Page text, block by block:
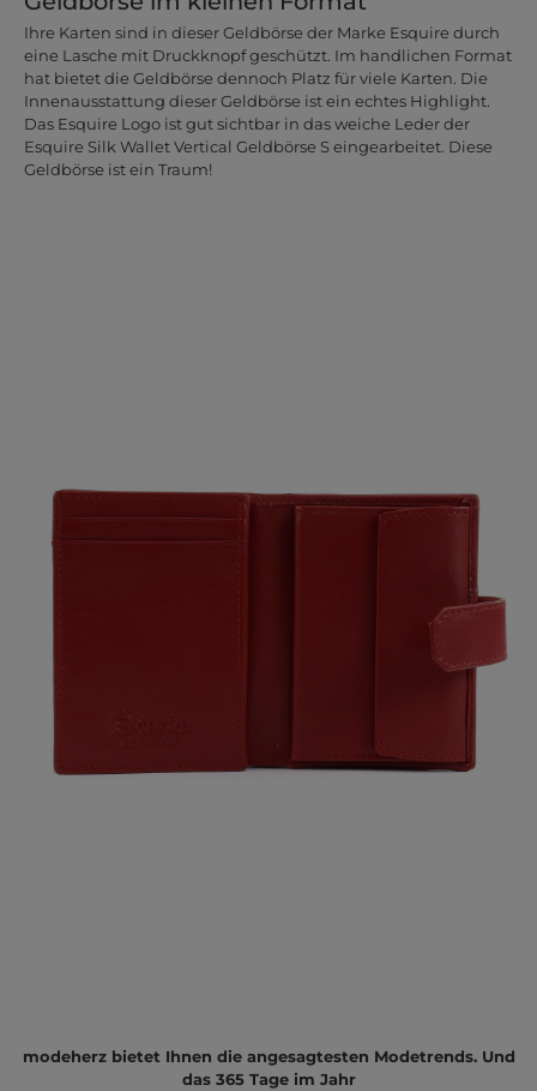
Ihre Karten sind in dieser Geldbörse der Marke Esquire durch
eine Lasche mit Druckknopf geschützt. Im handlichen Format
hat bietet die Geldbörse dennoch Platz für viele Karten. Die
Innenausstattung dieser Geldbörse ist ein echtes Highlight.
Das Esquire Logo ist gut sichtbar in das weiche Leder der
Esquire Silk Wallet Vertical Geldbörse S eingearbeitet. Diese
Geldbörse ist ein Traum!
modeherz bietet Ihnen die angesagtesten Modetrends. Und
das 365 Tage im Jahr